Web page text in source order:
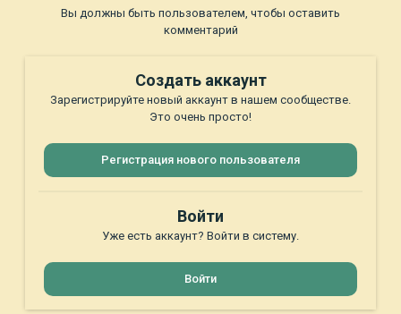
Вы должны быть пользователем, чтобы оставить
комментарий
Создать аккаунт
Зарегистрируйте новый аккаунт в нашем сообществе.
Это очень просто!
Регистрация нового пользователя
Войти
Уже есть аккаунт? Войти в систему.
Войти